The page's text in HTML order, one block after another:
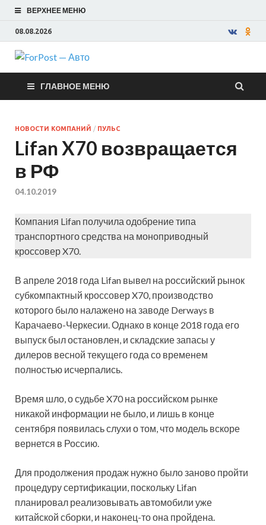
ВЕРХНЕЕ МЕНЮ
08.08.2026
ForPost —
Авто
ГЛАВНОЕ МЕНЮ
НОВОСТИ КОМПАНИЙ / ПУЛЬС
Lifan X70 возвращается
в РФ
04.10.2019
Компания Lifan получила одобрение типа
транспортного средства на моноприводный
кроссовер X70.
В апреле 2018 года Lifan вывел на российский рынок
субкомпактный кроссовер X70, производство
которого было налажено на заводе Derways в
Карачаево-Черкесии. Однако в конце 2018 года его
выпуск был остановлен, и складские запасы у
дилеров весной текущего года со временем
полностью исчерпались.
Время шло, о судьбе X70 на российском рынке
никакой информации не было, и лишь в конце
сентября появилась слухи о том, что модель вскоре
вернется в Россию.
Для продолжения продаж нужно было заново пройти
процедуру сертификации, поскольку Lifan
планировал реализовывать автомобили уже
китайской сборки, и наконец-то она пройдена.